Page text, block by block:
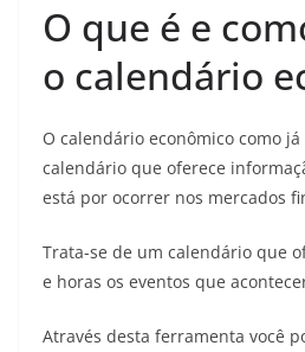
O que é e
o calendário
O calendário econômico como
calendário que oferece
está por ocorrer nos mercados
Trata-se de um calendário que
e horas os eventos que
Através desta ferramenta você